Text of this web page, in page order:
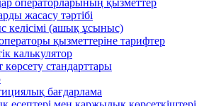
операторларының қызметтер
жасасу тәртібі
келісімі (ашық ұсыныс)
қызметтеріне тарифтер
калькулятор
стандарттары
бағдарлама